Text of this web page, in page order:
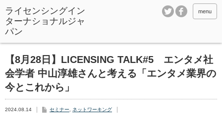
ライセンシングイン
ターナショナルジャ
パン
menu
【8月28日】LICENSING TALK#5 エンタメ社
会学者 中山淳雄さんと考える「エンタメ業界の
今とこれから」
2024.08.14 セミナー ネットワーキング